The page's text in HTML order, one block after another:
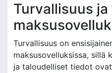
Turvallisuus
Turvallisuus on
maksusovelluksissa, sillä
ja taloudelliset tiedot